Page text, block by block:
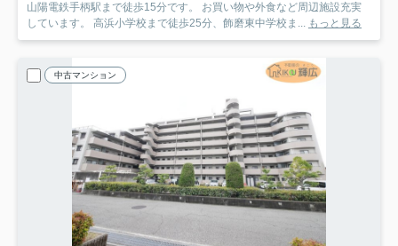
山陽電鉄手柄駅まで徒歩15分です。 お買い物や外食など周辺施設充実
しています。 高浜小学校まで徒歩25分、飾磨東中学校ま... もっと見る
中古マンション